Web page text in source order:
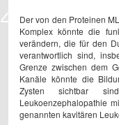
Der von den Proteinen
Komplex könnte die
verändern, die für den
verantwortlich sind,
Grenze zwischen dem
Kanäle könnte die
Zysten sichtbar
Leukoenzephalopathie
genannten kavitären